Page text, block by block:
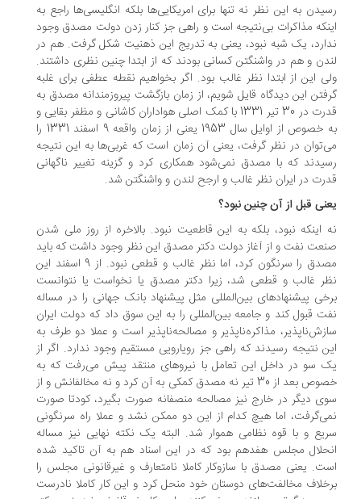
به این نظر نه تنها برای امریکایی‌ها بلکه انگلیسی‌ها راجع به
مذاکرات بی‌نتیجه است و راهی جز کنار زدن دولت مصدق وجود
یک شبه نبود، یعنی به تدریج این ذهنیت شکل گرفت. هم در
و هم در واشنگتن کسانی بودند که از ابتدا چنین نظری داشتند.
این از ابتدا نظر غالب بود. اگر بخواهیم نقطه عطفی برای غلبه
این دیدگاه قایل شویم، از زمان بازگشت پیروزمندانه مصدق به
قدرت در 30 تیر 1331 با کمک اصلی هواداران کاشانی و مظفر بقایی و
به خصوص از اوایل سال 1953 یعنی از زمان واقعه 9 اسفند 1331 را
در نظر گرفت، یعنی آن زمان است که غربی‌ها به این نتیجه
که با مصدق نمی‌شود همکاری کرد و گزینه تغییر ناگهانی
در ایران نظر غالب و ارجح لندن و واشنگتن شد.
قبل از آن چنین نبود؟
اینکه نبود، بلکه به این قاطعیت نبود. بالاخره از روز ملی شدن
نفت و از آغاز دولت دکتر مصدق این نظر وجود داشت که باید
مصدق را سرنگون کرد، اما نظر غالب و قطعی نبود. از 9 اسفند این
غالب و قطعی شد، زیرا دکتر مصدق یا نخواست یا نتوانست
پیشنهادهای بین‌المللی مثل پیشنهاد بانک جهانی را در مساله
قبول کند و جامعه بین‌المللی را به این سوق داد که دولت ایران
مذاکره‌ناپذیر و مصالحه‌ناپذیر است و عملا دو طرف به
نتیجه رسیدند که راهی جز رویارویی مستقیم وجود ندارد. اگر از
سو در داخل این تعامل با نیروهای منتقد پیش می‌رفت که به
خصوص بعد از 30 تیر نه مصدق کمکی به آن کرد و نه مخالفانش و از
دیگر در خارج نیز مصالحه منصفانه صورت بگیرد، کودتا صورت
اما هیچ کدام از این دو ممکن نشد و عملا راه سرنگونی
و با قوه نظامی هموار شد. البته یک نکته نهایی نیز مساله
مجلس هفدهم بود که در این اسناد هم به آن تاکید شده
یعنی مصدق با سازوکار کاملا نامتعارف و غیرقانونی مجلس را
مخالفت‌های دوستان خود منحل کرد و این کار کاملا نادرست